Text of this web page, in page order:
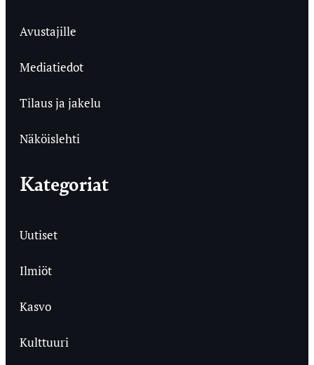
Avustajille
Mediatiedot
Tilaus ja jakelu
Näköislehti
Kategoriat
Uutiset
Ilmiöt
Kasvo
Kulttuuri